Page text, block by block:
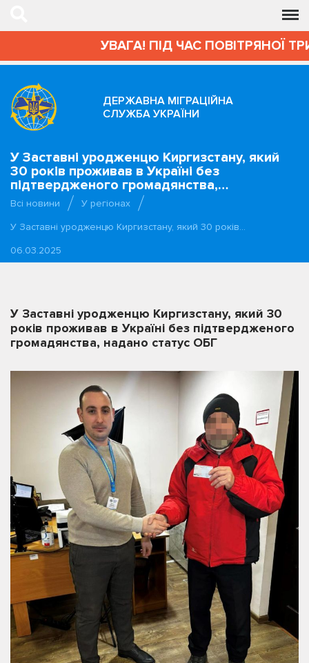
УВАГА! ПІД ЧАС ПОВІТРЯНОЇ
ДЕРЖАВНА МІГРАЦІЙНА
СЛУЖБА УКРАЇНИ
У Заставні уродженцю Киргизстану, який
30 років проживав в Україні без
підтвердженого громадянства,…
Всі новини
У регіонах
У Заставні уродженцю Киргизстану, який 30 років…
06.03.2025
У Заставні уродженцю Киргизстану, який 30
років проживав в Україні без підтвердженого
громадянства, надано статус ОБГ